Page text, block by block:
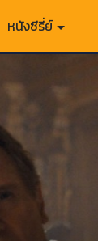
หนังซีรี่ย์